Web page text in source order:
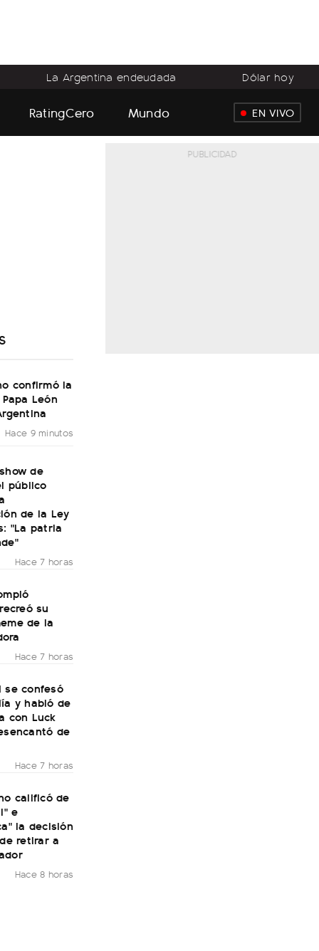
La Argentina endeudada Dólar hoy
RatingCero Mundo EN VIVO
confirmó la
León
Hace 9 minutos
de
público
de la Ley
"La patria
Hace 7 horas
su
de la
Hace 7 horas
se confesó
y habló de
con Luck
de
Hace 7 horas
calificó de
e
la decisión
retirar a
Hace 8 horas